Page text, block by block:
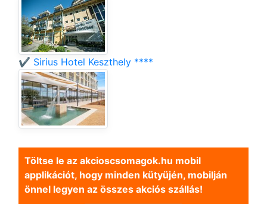
✔️ Sirius Hotel Keszthely ****
Töltse le az akcioscsomagok.hu mobil
applikációt, hogy minden kütyüjén, mobilján
önnel legyen az összes akciós szállás!